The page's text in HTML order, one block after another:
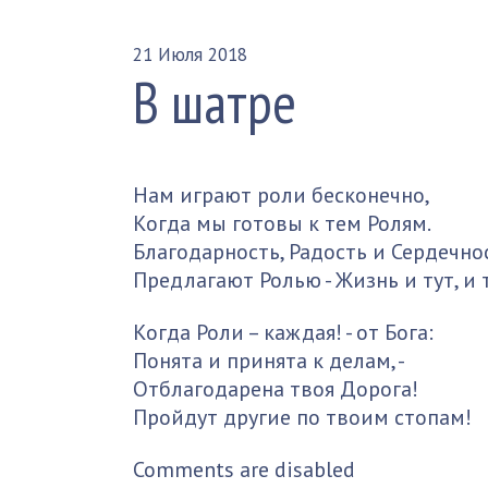
21 Июля 2018
В шатре
Нам играют роли бесконечно,
Когда мы готовы к тем Ролям.
Благодарность, Радость и
Предлагают Ролью - Жизнь и тут, и
Когда Роли – каждая! - от Бога:
Понята и принята к делам, -
Отблагодарена твоя Дорога!
Пройдут другие по твоим стопам!
Comments are disabled